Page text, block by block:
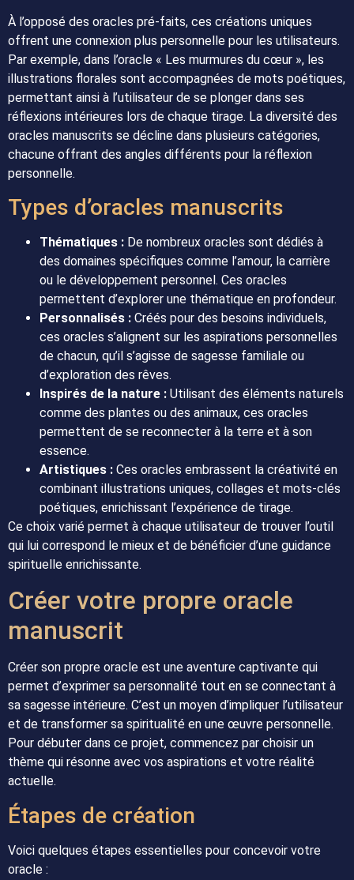
À l’opposé des oracles pré-faits, ces créations uniques
offrent une connexion plus personnelle pour les utilisateurs.
Par exemple, dans l’oracle « Les murmures du cœur », les
illustrations florales sont accompagnées de mots poétiques,
permettant ainsi à l’utilisateur de se plonger dans ses
réflexions intérieures lors de chaque tirage. La diversité des
oracles manuscrits se décline dans plusieurs catégories,
chacune offrant des angles différents pour la réflexion
personnelle.
Types d’oracles manuscrits
Thématiques : De nombreux oracles sont dédiés à
des domaines spécifiques comme l’amour, la carrière
ou le développement personnel. Ces oracles
permettent d’explorer une thématique en profondeur.
Personnalisés : Créés pour des besoins individuels,
ces oracles s’alignent sur les aspirations personnelles
de chacun, qu’il s’agisse de sagesse familiale ou
d’exploration des rêves.
Inspirés de la nature : Utilisant des éléments naturels
comme des plantes ou des animaux, ces oracles
permettent de se reconnecter à la terre et à son
essence.
Artistiques : Ces oracles embrassent la créativité en
combinant illustrations uniques, collages et mots-clés
poétiques, enrichissant l’expérience de tirage.
Ce choix varié permet à chaque utilisateur de trouver l’outil
qui lui correspond le mieux et de bénéficier d’une guidance
spirituelle enrichissante.
Créer votre propre oracle
manuscrit
Créer son propre oracle est une aventure captivante qui
permet d’exprimer sa personnalité tout en se connectant à
sa sagesse intérieure. C’est un moyen d’impliquer l’utilisateur
et de transformer sa spiritualité en une œuvre personnelle.
Pour débuter dans ce projet, commencez par choisir un
thème qui résonne avec vos aspirations et votre réalité
actuelle.
Étapes de création
Voici quelques étapes essentielles pour concevoir votre
oracle :